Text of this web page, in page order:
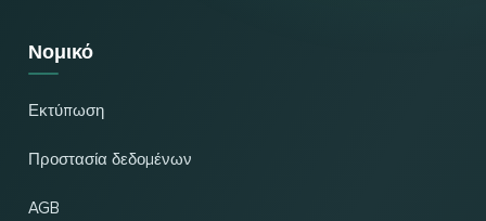
Νομικό
Εκτύπωση
Προστασία δεδομένων
AGB